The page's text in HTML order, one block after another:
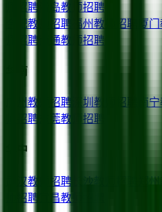
师招聘
青岛教师招聘
合肥教师招聘 福州教师招聘 厦门
师招聘
南通教师招聘
华南
教师招聘 深圳 教师招聘 南宁
师招聘
东莞教师招聘
华中
武汉教师招聘 长沙
师招聘
宜昌教师招聘